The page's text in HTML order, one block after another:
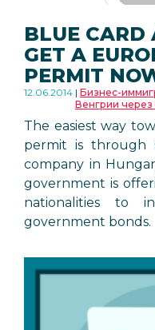
BLUE CARD
GET A
PERMIT
12.06.2014 Бизнес-
Венгрии через
The easiest way
permit is through
company in
government is
nationalities to
government bonds.